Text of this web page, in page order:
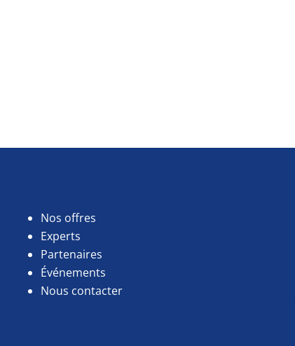
Nos offres
Experts
Partenaires
Événements
Nous contacter